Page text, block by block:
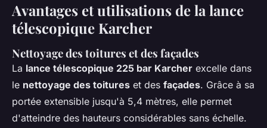
Avantages et utilisations de la lance
télescopique Karcher
Nettoyage des toitures et des façades
La lance télescopique 225 bar Karcher excelle dans
le nettoyage des toitures et des façades. Grâce à sa
portée extensible jusqu'à 5,4 mètres, elle permet
d'atteindre des hauteurs considérables sans échelle.